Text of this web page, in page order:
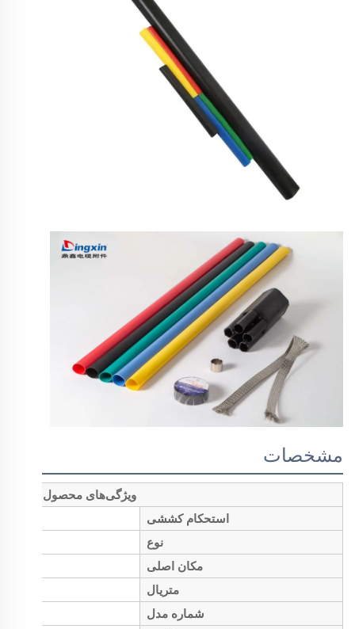
مشخصات
ویژگی‌های محصول
استحکام کششی
نوع
مکان اصلی
متریال
شماره مدل